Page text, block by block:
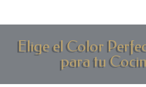
Elige el Color
para tu